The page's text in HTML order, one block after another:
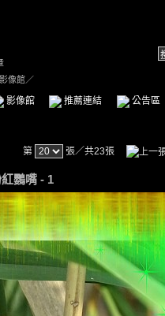
像館／
影像館 推薦連結 公告區
第
張／共23張
鸚嘴 - 1